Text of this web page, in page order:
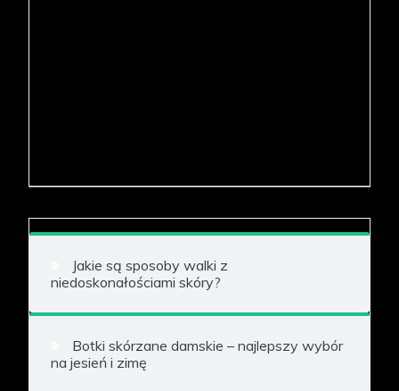
Jakie są sposoby walki z
niedoskonałościami skóry?
Botki skórzane damskie – najlepszy wybór
na jesień i zimę